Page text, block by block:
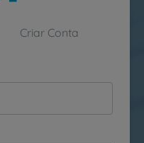
Criar Conta